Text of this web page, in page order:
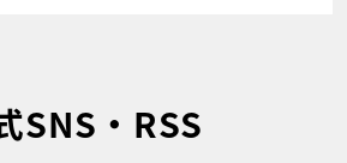
SNS・RSS